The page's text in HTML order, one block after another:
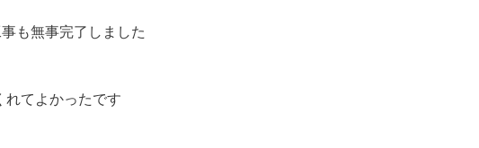
も無事完了しました
れてよかったです